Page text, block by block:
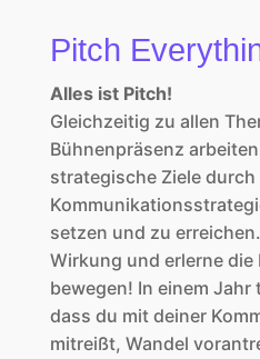
Pitch
Alles ist Pitch!
Gleichzeitig zu allen
Bühnenpräsenz
strategische Ziele durch
setzen und zu
Wirkung und erlerne
bewegen! In einem
dass du mit deiner
mitreißt, Wandel